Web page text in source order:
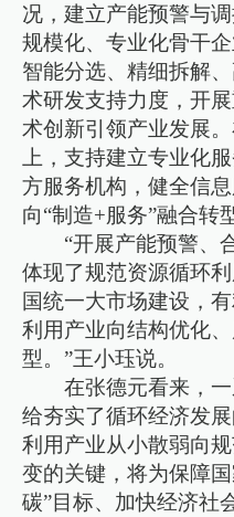
况，建立产能预警与
规模化、专业化骨干
智能分选、精细拆解
术研发支持力度，开
术创新引领产业发展
上，支持建立专业化
方服务机构，健全信
向“制造+服务”融合转
“开展产能预警、
体现了规范资源循环
国统一大市场建设，
利用产业向结构优化
型。”王小珏说。
在张德元看来，
给夯实了循环经济发
利用产业从小散弱向
变的关键，将为保障
碳”目标、加快经济社